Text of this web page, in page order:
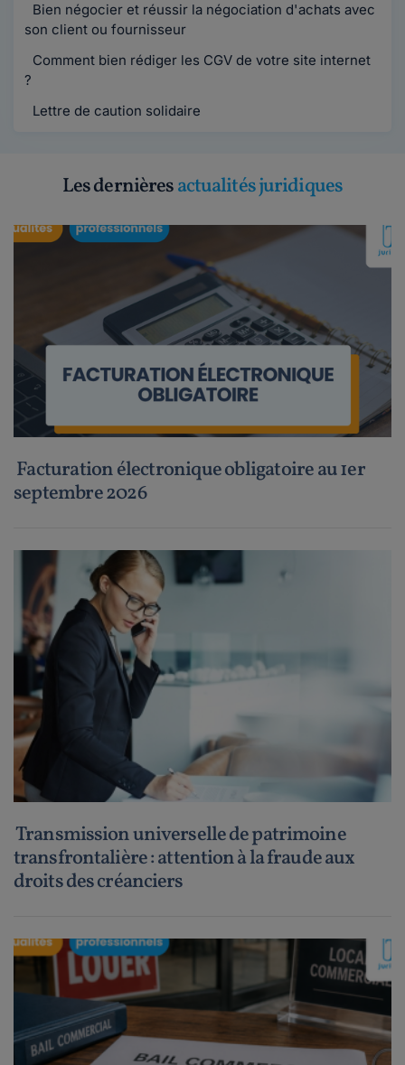
Bien négocier et réussir la négociation d'achats avec
son client ou fournisseur
Comment bien rédiger les CGV de votre site internet
?
Lettre de caution solidaire
Les dernièresactualités juridiques
Facturation électronique obligatoire au 1er
septembre 2026
Transmission universelle de patrimoine
transfrontalière : attention à la fraude aux
droits des créanciers